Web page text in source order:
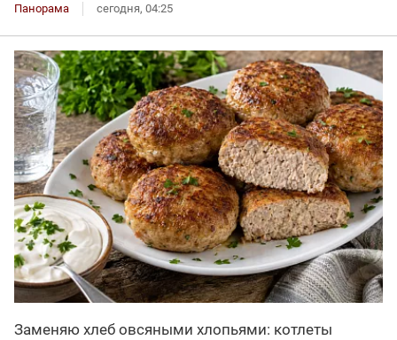
Панорама сегодня, 04:25
Заменяю хлеб овсяными хлопьями: котлеты